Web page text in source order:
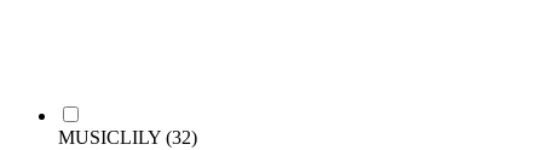
MUSICLILY (32)